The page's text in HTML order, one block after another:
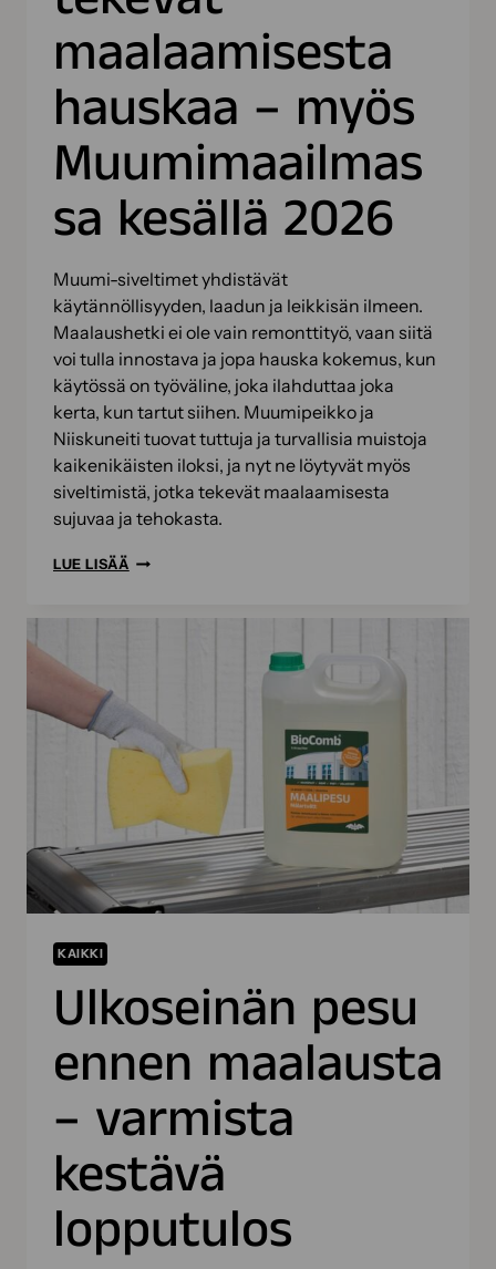
maalaamisesta
hauskaa – myös
Muumimaailmas
sa kesällä 2026
Muumi-siveltimet yhdistävät
käytännöllisyyden, laadun ja leikkisän ilmeen.
Maalaushetki ei ole vain remonttityö, vaan siitä
voi tulla innostava ja jopa hauska kokemus, kun
käytössä on työväline, joka ilahduttaa joka
kerta, kun tartut siihen. Muumipeikko ja
Niiskuneiti tuovat tuttuja ja turvallisia muistoja
kaikenikäisten iloksi, ja nyt ne löytyvät myös
siveltimistä, jotka tekevät maalaamisesta
sujuvaa ja tehokasta.
LUE LISÄÄ MUUMI-
TEKEVÄT
MUUMIMAAILMASSA
KESÄLLÄ
KAIKKI
Ulkoseinän pesu
ennen maalausta
– varmista
kestävä
lopputulos